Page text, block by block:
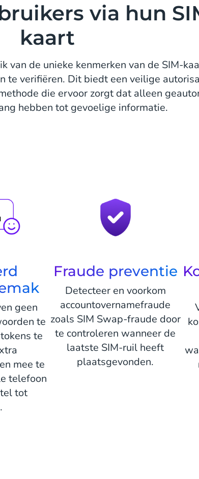
via hun
kaart
van de unieke kenmerken van de SIM-
te verifiëren. Dit biedt een veilige
die ervoor zorgt dat alleen
hebben tot gevoelige informatie.
geen
te
te
mee te
telefoon
tot
Fraude preventie
Detecteer en voorkom
accountovernamefraude
zoals SIM Swap-fraude door
te controleren wanneer de
laatste SIM-ruil heeft
plaatsgevonden.